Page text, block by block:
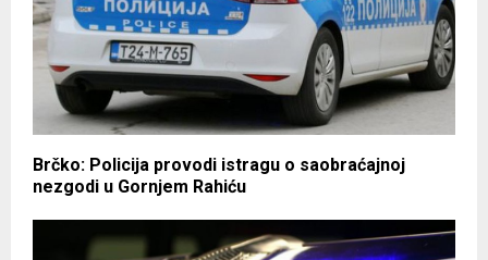
Brčko: Policija provodi istragu o saobraćajnoj
nezgodi u Gornjem Rahiću